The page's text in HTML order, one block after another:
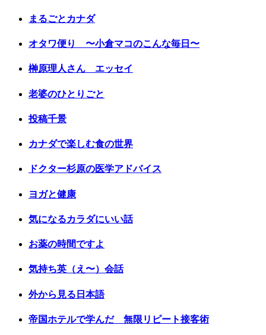
まるごとカナダ
オタワ便り 〜小倉マコのこんな毎日〜
榊原理人さん エッセイ
老婆のひとりごと
投稿千景
カナダで楽しむ食の世界
ドクター杉原の医学アドバイス
ヨガと健康
気になるカラダにいい話
お薬の時間ですよ
気持ち英（え〜）会話
外から見る日本語
帝国ホテルで学んだ 無限リピート接客術